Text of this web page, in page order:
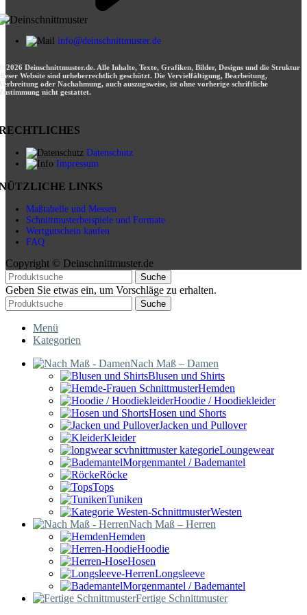
info@deinschnittmuster.de
2026 Deinschnittmuster.de. Alle Inhalte, Texte, Grafiken, Bilder, Designs und die Struktur
Website sind urheberrechtlich geschützt. Die Vervielfältigung, Bearbeitung,
oder Nachahmung, auch auszugsweise, ist ohne vorherige schriftliche
nicht gestattet.
Datenschutz
Impressum
LINKS
Maßtabelle und Messen
Schnittmusterbeispiele und Formate
Wertgutschein kaufen
FAQ
Copyright © Deinschnittmuster.de
Suche
Geben Sie etwas ein, um Vorschläge zu erhalten.
Suche
Menü
Kategorien
Nach Maß – Damen
Blusen und Shirts
Hemden
Hoodie / Hoodiekleider
Hosen und Shorts
Jacken und Pullover
Kleider
Loungewear
Morgenmantel / Bademantel
Röcke
Tops
Tuniken
Westen
Nach Maß – Herren
Hemden
Hoodie
Hosen
Longsleeve
Morgenmantel / Bademantel
Fertige Schnittmuster